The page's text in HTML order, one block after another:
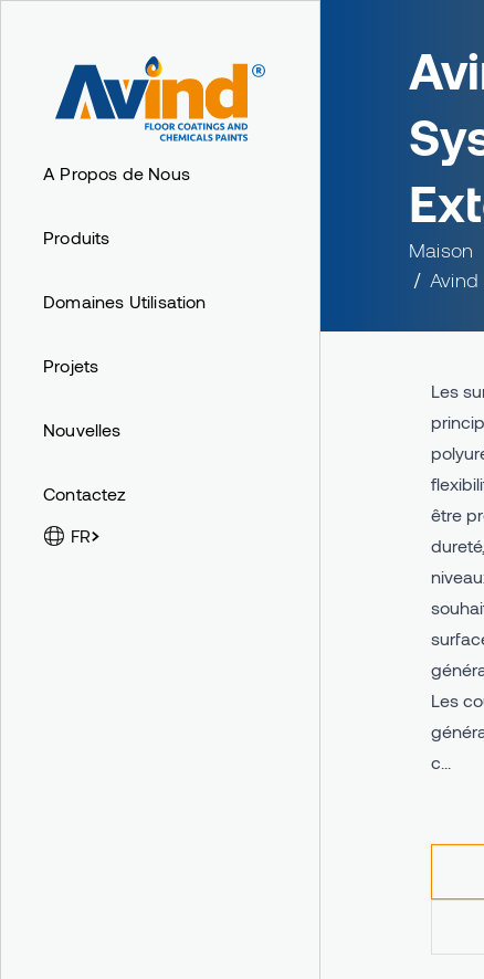
A Propos de Nous
Produits
Domaines Utilisation
Projets
Nouvelles
Contactez
FR
Maison
Les
être
Les
c...